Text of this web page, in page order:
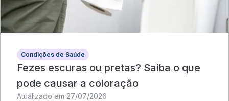
Condições de Saúde
Fezes escuras ou pretas? Saiba o que
pode causar a coloração
Atualizado em 27/07/2026